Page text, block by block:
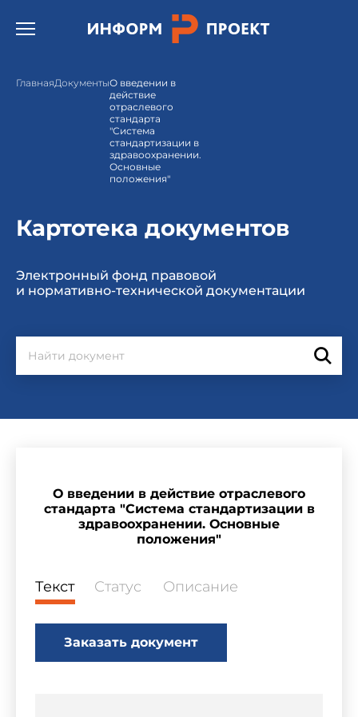
Открыть бургер меню.
ГлавнаяДокументыО введении в
действие
отраслевого
стандарта
"Система
стандартизации в
здравоохранении.
Основные
положения"
Картотека документов
Электронный фонд правовой
и нормативно-технической документации
О введении в действие отраслевого
стандарта "Система стандартизации в
здравоохранении. Основные
положения"
Текст Статус Описание
Заказать документ